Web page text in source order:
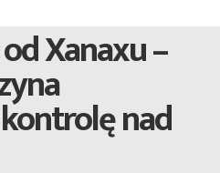
Xanaxu –
nad